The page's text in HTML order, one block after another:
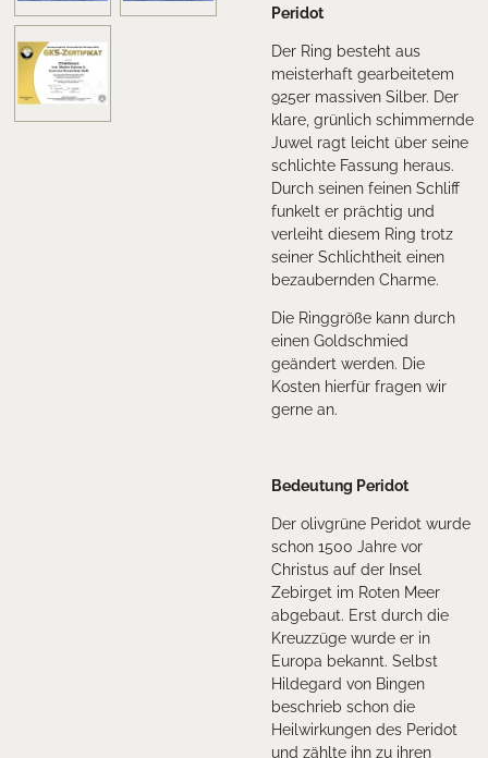
Peridot
Der Ring besteht aus
meisterhaft gearbeitetem
925er massiven Silber. Der
klare, grünlich schimmernde
Juwel ragt leicht über seine
schlichte Fassung heraus.
Durch seinen feinen Schliff
funkelt er prächtig und
verleiht diesem Ring trotz
seiner Schlichtheit einen
bezaubernden Charme.
Die Ringgröße kann durch
einen Goldschmied
geändert werden. Die
Kosten hierfür fragen wir
gerne an.
Bedeutung Peridot
Der olivgrüne Peridot wurde
schon 1500 Jahre vor
Christus auf der Insel
Zebirget im Roten Meer
abgebaut. Erst durch die
Kreuzzüge wurde er in
Europa bekannt. Selbst
Hildegard von Bingen
beschrieb schon die
Heilwirkungen des Peridot
und zählte ihn zu ihren